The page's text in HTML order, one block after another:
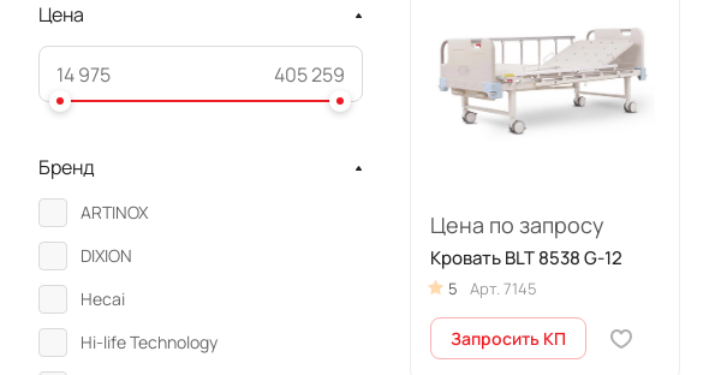
Цена по запросу
Кровать BLT 8538 G-12
5 Арт. 7145
Запросить КП
Цена
Бренд
ARTINOX
DIXION
Hecai
Hi-life Technology